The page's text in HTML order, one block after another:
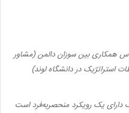
همکاری بین سوزان دالمن (مشاور
استراتژیک در دانشگاه لوند)
دارای یک رویکرد منحصربه‌فرد است